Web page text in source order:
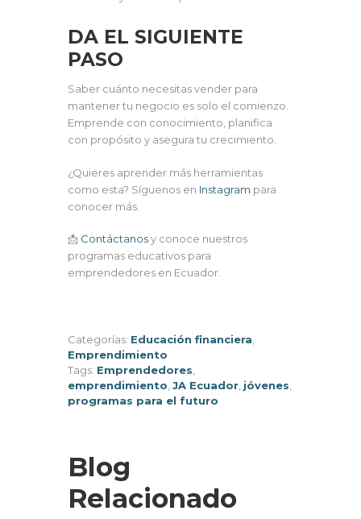
DA EL SIGUIENTE
PASO
Saber cuánto necesitas vender para
mantener tu negocio es solo el comienzo.
Emprende con conocimiento, planifica
con propósito y asegura tu crecimiento.
¿Quieres aprender más herramientas
como esta? Síguenos en Instagram para
conocer más.
📩 Contáctanosy conoce nuestros
programas educativos para
emprendedores en Ecuador.
Categorías: Educación financiera
Emprendimiento
Tags: Emprendedores
emprendimiento JA Ecuador jóvenes
programas para el futuro
Blog
Relacionado